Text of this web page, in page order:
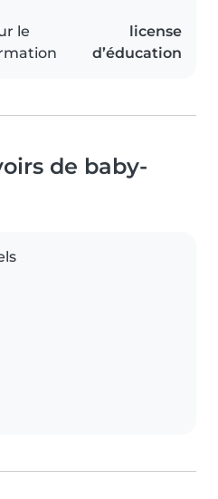
le
license
d’éducation
de baby-